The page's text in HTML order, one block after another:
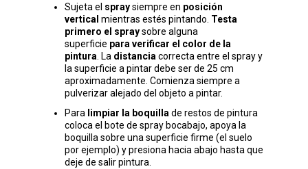
Sujeta el spraysiempre en posición
vertical mientras estés pintando. Testa
primero el spraysobre alguna
superficie para verificar el color de la
pintura . La distancia correcta entre el spray y
la superficie a pintar debe ser de 25 cm
aproximadamente. Comienza siempre a
pulverizar alejado del objeto a pintar.
Para limpiar la boquilla de restos de pintura
coloca el bote de spray bocabajo, apoya la
boquilla sobre una superficie firme (el suelo
por ejemplo) y presiona hacia abajo hasta que
deje de salir pintura.